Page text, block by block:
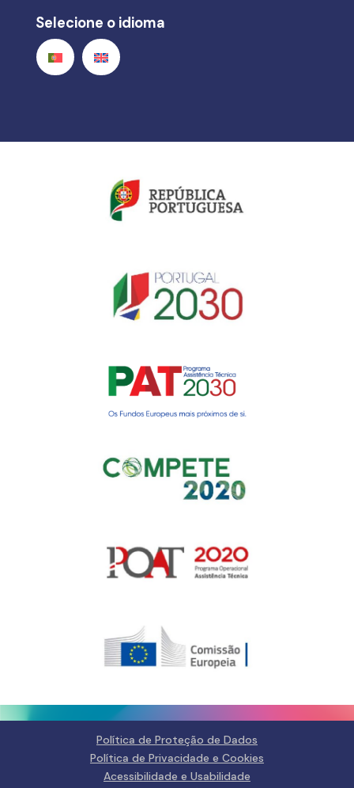
Gerir o Consentimento de
Para fornecer as melhores experiências, usamos tecnologias como
cookies para armazenar e/ou aceder a informações do dispositivo.
Consentir com essas tecnologias nos permitirá processar dados, como
comportamento de navegação ou IDs exclusivos neste site. Não consentir
Aceitar
Selecione o idioma
Política de Proteção de Dados
Política de Privacidade e Cookies
Acessibilidade e Usabilidade